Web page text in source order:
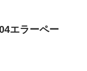
エラーペー